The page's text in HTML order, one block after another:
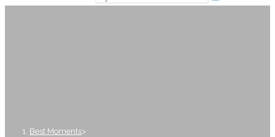
Best Moments>